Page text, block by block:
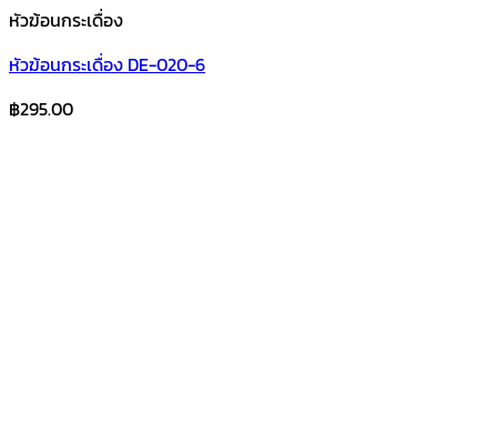
หัวฆ้อนกระเดื่อง
หัวฆ้อนกระเดื่อง DE-020-6
฿295.00